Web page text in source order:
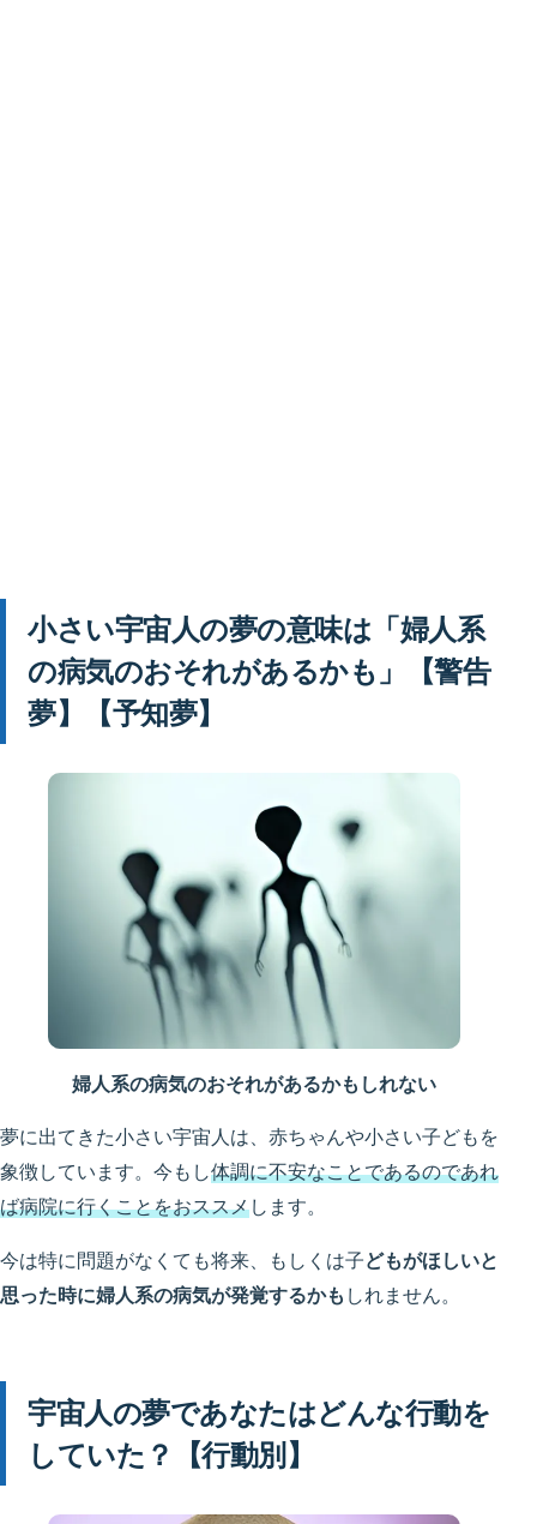
小さい宇宙人の夢の意味は「婦人系
の病気のおそれがあるかも」【警告
夢】【予知夢】
婦人系の病気のおそれがあるかもしれない
夢に出てきた小さい宇宙人は、赤ちゃんや小さい子どもを
象徴しています。今もし体調に不安なことであるのであれ
ば病院に行くことをおススメします。
今は特に問題がなくても将来、もしくは子どもがほしいと
思った時に婦人系の病気が発覚するかも しれません。
宇宙人の夢であなたはどんな行動を
していた？【行動別】